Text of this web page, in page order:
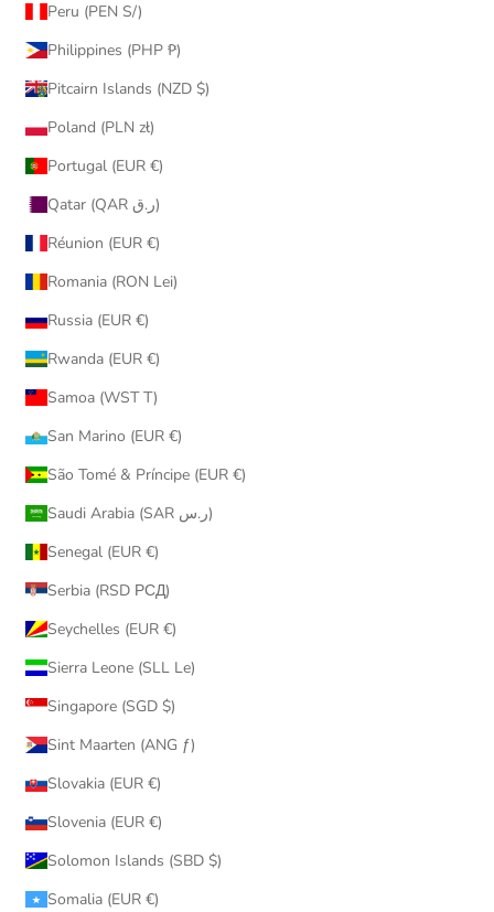
Peru (PEN S/)
Philippines (PHP ₱)
Pitcairn Islands (NZD $)
Poland (PLN zł)
Portugal (EUR €)
Qatar (QAR ر.ق)
Réunion (EUR €)
Romania (RON Lei)
Russia (EUR €)
Rwanda (EUR €)
Samoa (WST T)
San Marino (EUR €)
São Tomé & Príncipe (EUR €)
Saudi Arabia (SAR ر.س)
Senegal (EUR €)
Serbia (RSD РСД)
Seychelles (EUR €)
Sierra Leone (SLL Le)
Singapore (SGD $)
Sint Maarten (ANG ƒ)
Slovakia (EUR €)
Slovenia (EUR €)
Solomon Islands (SBD $)
Somalia (EUR €)